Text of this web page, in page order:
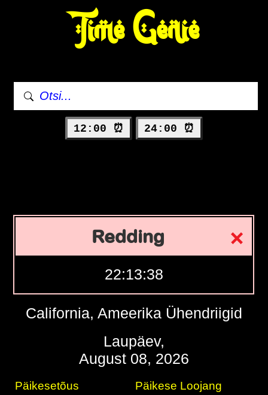
Time Genie
12:00 ⏰ 24:00 ⏰
Redding
22:13:39
California, Ameerika Ühendriigid
Laupäev,
August 08, 2026
Päikesetõus
Päikese Loojang